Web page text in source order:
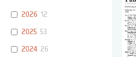
2026 12
2025 53
2024 26